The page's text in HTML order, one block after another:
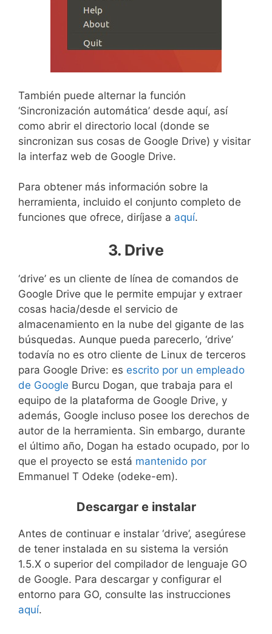
También puede alternar la función
‘Sincronización automática’ desde aquí, así
como abrir el directorio local (donde se
sincronizan sus cosas de Google Drive) y visitar
la interfaz web de Google Drive.
Para obtener más información sobre la
herramienta, incluido el conjunto completo de
funciones que ofrece, diríjase a aquí.
3. Drive
‘drive’ es un cliente de línea de comandos de
Google Drive que le permite empujar y extraer
cosas hacia/desde el servicio de
almacenamiento en la nube del gigante de las
búsquedas. Aunque pueda parecerlo, ‘drive’
todavía no es otro cliente de Linux de terceros
para Google Drive: es escrito por un empleado
de Google Burcu Dogan, que trabaja para el
equipo de la plataforma de Google Drive, y
además, Google incluso posee los derechos de
autor de la herramienta. Sin embargo, durante
el último año, Dogan ha estado ocupado, por lo
que el proyecto se está mantenido por
Emmanuel T Odeke (odeke-em).
Descargar e instalar
Antes de continuar e instalar ‘drive’, asegúrese
de tener instalada en su sistema la versión
1.5.X o superior del compilador de lenguaje GO
de Google. Para descargar y configurar el
entorno para GO, consulte las instrucciones
aquí.